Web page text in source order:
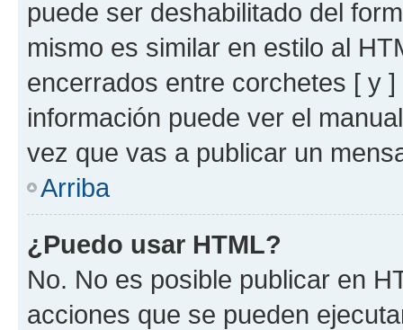
puede ser deshabilitado del
mismo es similar en estilo al
encerrados entre corchetes [ y
información puede ver el
vez que vas a publicar un
Arriba
¿Puedo usar HTML?
No. No es posible publicar en
acciones que se pueden